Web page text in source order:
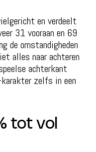
en verdeelt
31 vooraan en 69
de omstandigheden
alles naar achteren
achterkant
zelfs in een
tot vol